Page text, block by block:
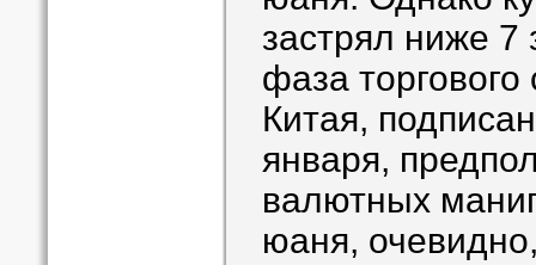
застрял ниже
фаза
Китая,
января,
валютных
юаня,